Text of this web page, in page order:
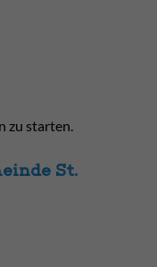
zu starten.
St.